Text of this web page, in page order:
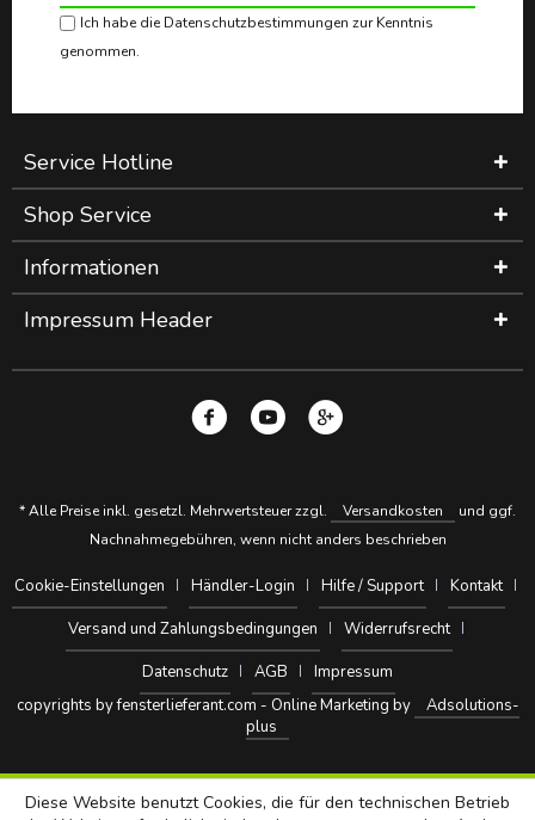
Ich habe die Datenschutzbestimmungen zur Kenntnis
genommen.
Service Hotline
Shop Service
Informationen
Impressum Header
* Alle Preise inkl. gesetzl. Mehrwertsteuer zzgl. Versandkosten
und ggf.
Nachnahmegebühren, wenn nicht anders beschrieben
Cookie-Einstellungen Händler-Login Hilfe / Support
Kontakt
Versand und Zahlungsbedingungen
Widerrufsrecht
Datenschutz
AGB
Impressum
copyrights by fensterlieferant.com - Online Marketing by
Adsolutions-
plus
Diese Website benutzt Cookies, die für den technischen Betrieb